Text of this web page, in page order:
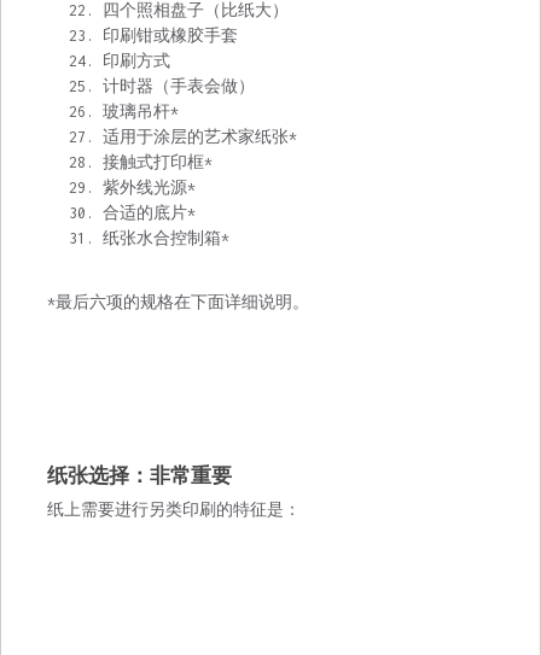
四个照相盘子（比纸大）
印刷钳或橡胶手套
印刷方式
计时器（手表会做）
玻璃吊杆*
适用于涂层的艺术家纸张*
接触式打印框*
紫外线光源*
合适的底片*
纸张水合控制箱*
*最后六项的规格在下面详细说明。
纸张选择：非常重要
纸上需要进行另类印刷的特征是：